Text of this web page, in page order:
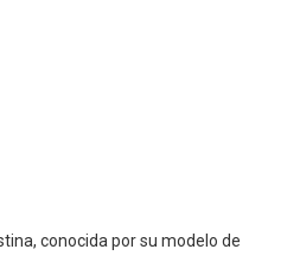
conocida por su modelo de